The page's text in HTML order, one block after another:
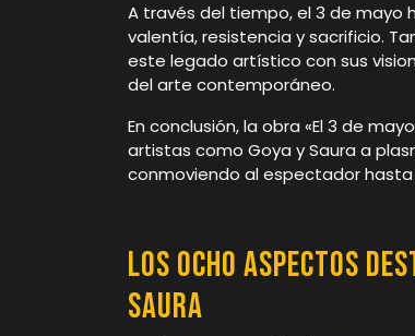
A través del tiempo, el 3 de mayo
valentía, resistencia y sacrificio.
este legado artístico con sus
del arte contemporáneo.
En conclusión, la obra «El 3 de
artistas como Goya y Saura a
conmoviendo al espectador hasta
Los Ocho Aspectos
Saura